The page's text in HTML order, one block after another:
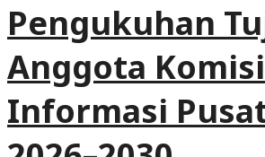
Pengukuhan
Anggota Komisi
Informasi